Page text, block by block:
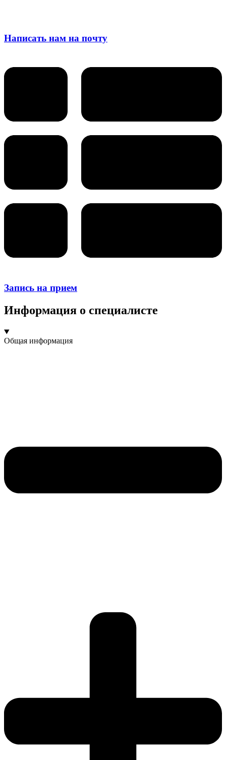
Написать нам на почту
Запись на прием
Информация о специалисте
Общая информация